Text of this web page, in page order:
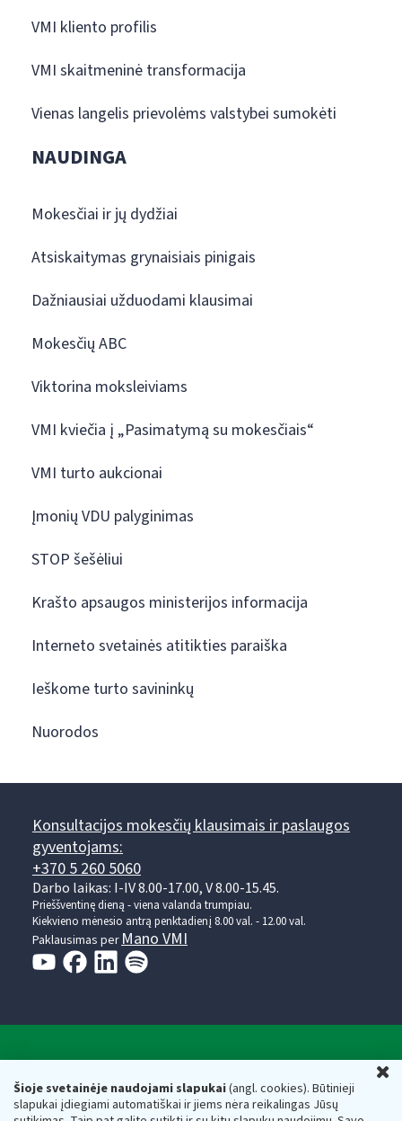
Šioje svetainėje naudojami slapukai(angl. cookies). Būtinieji
slapukai įdiegiami automatiškai ir jiems nėra reikalingas Jūsų
VMI kliento profilis
VMI skaitmeninė transformacija
Vienas langelis prievolėms valstybei sumokėti
NAUDINGA
Mokesčiai ir jų dydžiai
Atsiskaitymas grynaisiais pinigais
Dažniausiai užduodami klausimai
Mokesčių ABC
Viktorina moksleiviams
VMI kviečia į „Pasimatymą su mokesčiais“
VMI turto aukcionai
Įmonių VDU palyginimas
STOP šešėliui
Krašto apsaugos ministerijos informacija
Interneto svetainės atitikties paraiška
Ieškome turto savininkų
Nuorodos
Konsultacijos mokesčių klausimais ir paslaugos
gyventojams:
+370 5 260 5060
Darbo laikas: I-IV 8.00-17.00, V 8.00-15.45.
Prieššventinę dieną - viena valanda trumpiau.
Kiekvieno mėnesio antrą penktadienį 8.00 val. - 12.00 val.
Paklausimas per Mano VMI
Respublikos finansų ministerijos